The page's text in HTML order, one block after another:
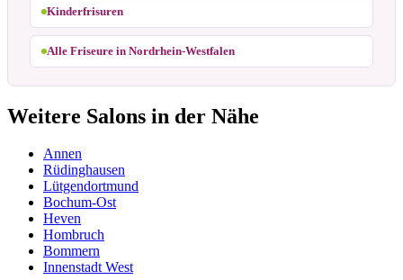
Kinderfrisuren
Alle Friseure in Nordrhein-Westfalen
Weitere Salons in der Nähe
Annen
Rüdinghausen
Lütgendortmund
Bochum-Ost
Heven
Hombruch
Bommern
Innenstadt West